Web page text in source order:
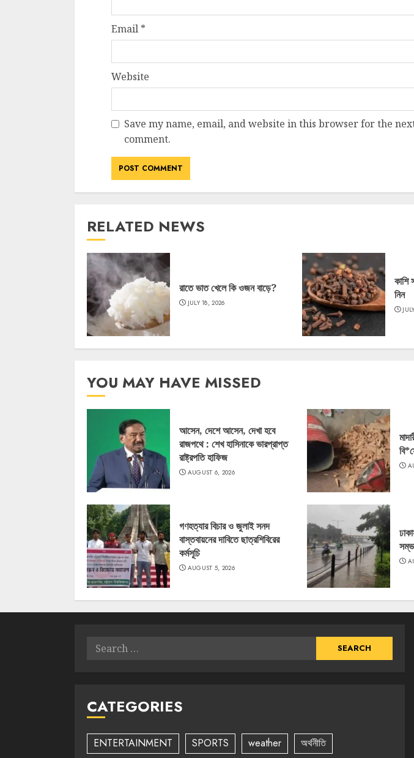
Email *
Website
Save my name, email, and website in this browser for the
comment.
RELATED NEWS
রাতে ভাত খেলে কি ওজন বাড়ে?
JULY 18, 2026
কাশি
নিন
YOU MAY HAVE MISSED
আসেন, দেশে আসেন, দেখা হবে
রাজপথে : শেখ হাসিনাকে ভারপ্রাপ্ত
রাষ্ট্রপতি হাফিজ
AUGUST 6, 2026
গণহত্যার বিচার ও জুলাই সনদ
বাস্তবায়নের দাবিতে ছাত্রশিবিরের
কর্মসূচি
AUGUST 5, 2026
Search
CATEGORIES
ENTERTAINMENT SPORTS weather অর্থনীতি